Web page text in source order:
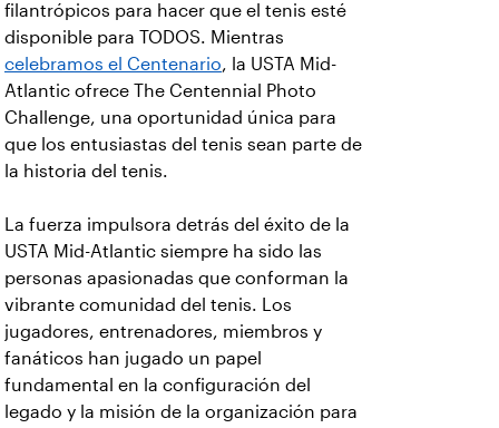
filantrópicos para hacer que el tenis esté
disponible para TODOS. Mientras
celebramos el Centenario, la USTA Mid-
Atlantic ofrece The Centennial Photo
Challenge, una oportunidad única para
que los entusiastas del tenis sean parte de
la historia del tenis.
La fuerza impulsora detrás del éxito de la
USTA Mid-Atlantic siempre ha sido las
personas apasionadas que conforman la
vibrante comunidad del tenis. Los
jugadores, entrenadores, miembros y
fanáticos han jugado un papel
fundamental en la configuración del
legado y la misión de la organización para